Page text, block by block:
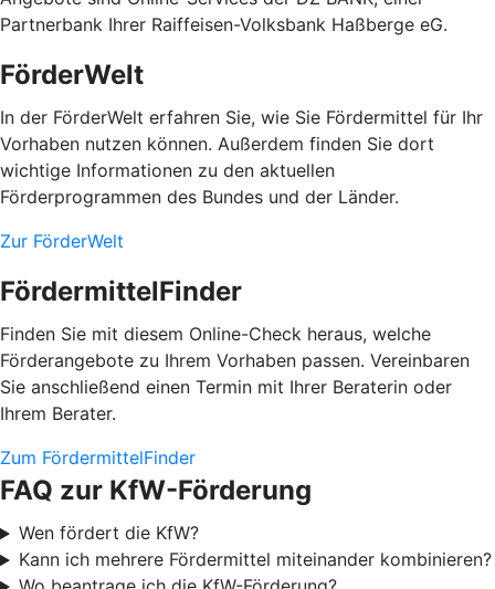
Partnerbank Ihrer Raiffeisen-Volksbank Haßberge eG.
FörderWelt
In der FörderWelt erfahren Sie, wie Sie Fördermittel für Ihr
Vorhaben nutzen können. Außerdem finden Sie dort
wichtige Informationen zu den aktuellen
Förderprogrammen des Bundes und der Länder.
Zur FörderWelt
FördermittelFinder
Finden Sie mit diesem Online-Check heraus, welche
Förderangebote zu Ihrem Vorhaben passen. Vereinbaren
Sie anschließend einen Termin mit Ihrer Beraterin oder
Ihrem Berater.
Zum FördermittelFinder
FAQ zur KfW-Förderung
Wen fördert die KfW?
Kann ich mehrere Fördermittel miteinander kombinieren?